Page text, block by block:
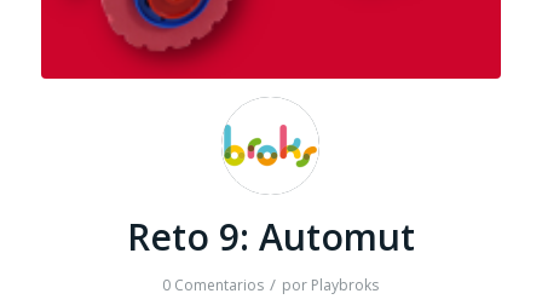
Reto 9: Automut
0 Comentarios / por Playbroks